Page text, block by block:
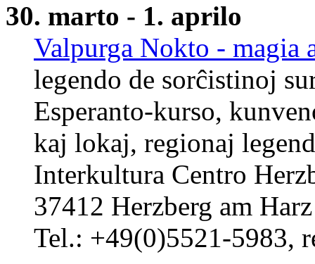
30. marto - 1. aprilo
Valpurga Nokto - magia
legendo de sorĉistinoj
Esperanto-kurso,
kaj lokaj, regionaj
Interkultura Centro
37412 Herzberg am
Tel.: +49(0)5521-5983,